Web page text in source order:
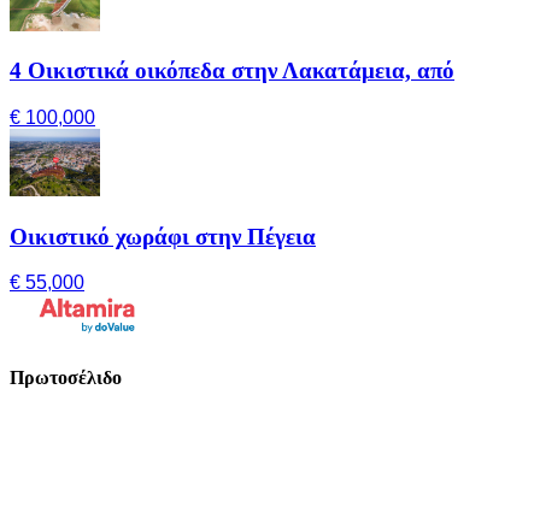
4 Οικιστικά οικόπεδα στην Λακατάμεια, από
€ 100,000
Οικιστικό χωράφι στην Πέγεια
€ 55,000
Πρωτοσέλιδο